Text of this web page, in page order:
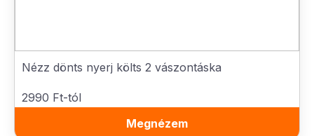
Nézz dönts nyerj költs 2 vászontáska
2990 Ft-tól
Megnézem